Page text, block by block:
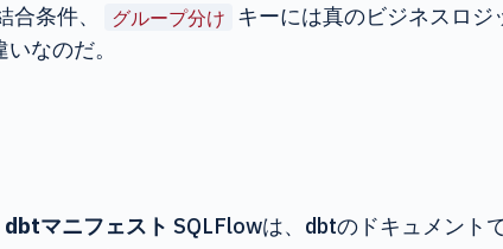
合条件、 グループ分け キーには真のビジネスロ
なのだ。
dbtマニフェスト SQLFlowは、dbtのドキュメント